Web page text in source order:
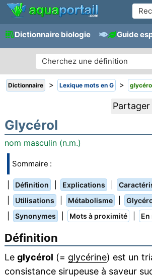
Dictionnaire biologie Guide
Dictionnaire > Lexique mots en G >
Glycérol
nom masculin (n.m.)
Sommaire :
Définition Explications
Utilisations Métabolisme
Synonymes Mots à proximité
Définition
Le glycérol (= glycérine) est un
consistance sirupeuse à saveur